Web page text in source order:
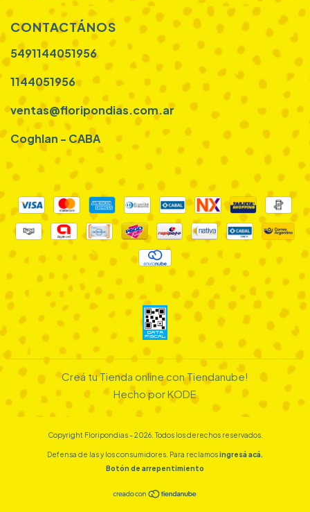
CONTACTÁNOS
5491144051956
1144051956
ventas@floripondias.com.ar
Coghlan - CABA
Creá tu Tienda online con Tiendanube!
Hecho por KODE
Copyright Floripondias - 2026. Todos los derechos reservados.
Defensa de las y los consumidores. Para reclamosingresá acá.
Botón de arrepentimiento